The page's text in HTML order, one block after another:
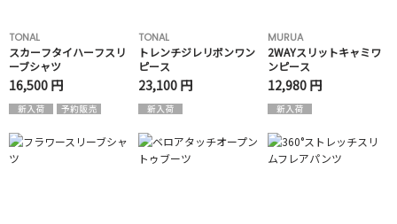
TONAL
スカーフタイハーフスリ
ーブシャツ
16,500 円
TONAL
トレンチジレリボンワン
ピース
23,100 円
MURUA
2WAYスリットキャミワ
ンピース
12,980 円